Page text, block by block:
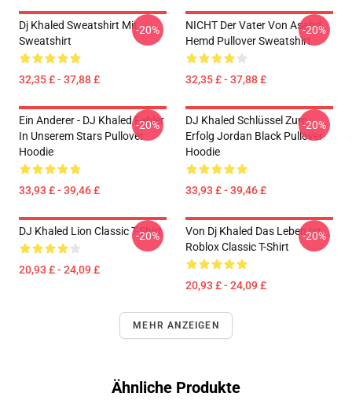
Dj Khaled Sweatshirt Mit
Sweatshirt
32,35 £ - 37,88 £
-20%
NICHT Der Vater Von Asahd
Hemd Pullover Sweatshirt
32,35 £ - 37,88 £
-20%
Ein Anderer - DJ Khaled Fehler
In Unserem Stars Pullover
Hoodie
33,93 £ - 39,46 £
-20%
DJ Khaled Schlüssel Zum
Erfolg Jordan Black Pullover
Hoodie
33,93 £ - 39,46 £
-20%
DJ Khaled Lion Classic T-Shirt
20,93 £ - 24,09 £
-20%
Von Dj Khaled Das Leben Ist
Roblox Classic T-Shirt
20,93 £ - 24,09 £
-20%
MEHR ANZEIGEN
Ähnliche Produkte